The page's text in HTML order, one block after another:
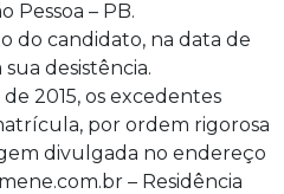
Pessoa – PB.
do candidato, na data de
desistência.
2015, os excedentes
por ordem rigorosa
divulgada no endereço
– Residência